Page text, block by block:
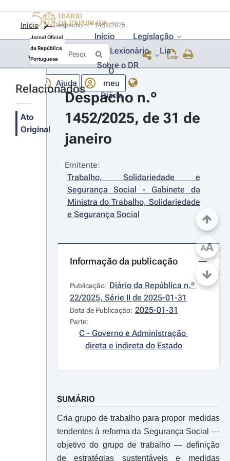
Jornal Oficial
da República
Portuguesa
Início
Legislação
Lexionário
Lia
Sobre o DR
Ajuda
O
meu
Diário
Início
Voltar
Relacionados
Ato
Original
Despacho n.º
1452/2025, de 31 de
janeiro
Emitente:
Trabalho, Solidariedade e
Segurança Social - Gabinete da
Ministra do Trabalho, Solidariedade
e Segurança Social
Informação da publicação
Publicação: Diário da República n.º
22/2025, Série II de 2025-01-31
Data de Publicação: 2025-01-31
Parte:
C - Governo e Administração
direta e indireta do Estado
SUMÁRIO
Cria grupo de trabalho para propor medidas
tendentes à reforma da Segurança Social ―
objetivo do grupo de trabalho ― definição
de estratégias sustentáveis e medidas
AA